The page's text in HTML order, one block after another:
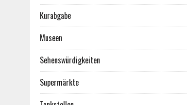
Kurabgabe
Museen
Sehenswürdigkeiten
Supermärkte